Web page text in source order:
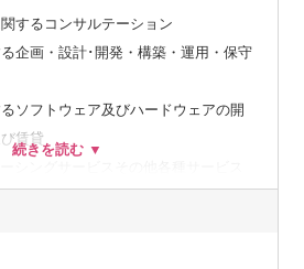
するコンサルテーション
企画・設計･開発・構築・運用・保守
ソフトウェア及びハードウェアの開
賃貸
登録企業